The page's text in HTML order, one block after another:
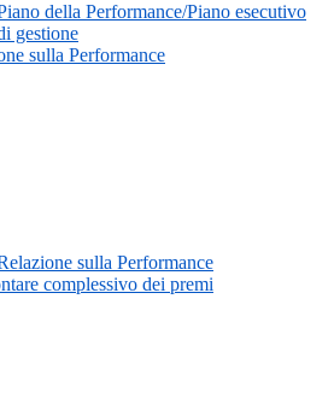
della Performance/Piano esecutivo
gestione
sulla Performance
sulla Performance
complessivo dei premi